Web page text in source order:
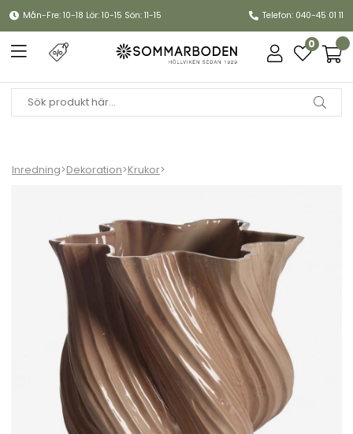
Mån-Fre: 10-18 Lör: 10-15 Sön: 11-15 Telefon: 040-45 01 11
0
Inredning>Dekoration>Krukor>